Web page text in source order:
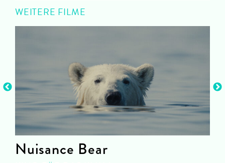
WEITERE FILME
Nuisance Bear